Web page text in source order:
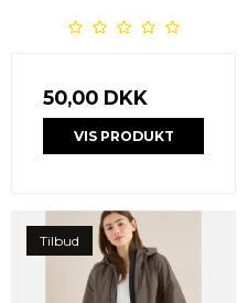
50,00 DKK
VIS PRODUKT
Tilbud